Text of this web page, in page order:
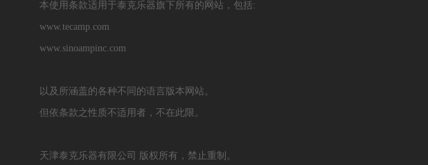
本使用条款适用于泰克乐器旗下所有的网站，包括:
www.tecamp.com
www.sinoampinc.com
以及所涵盖的各种不同的语言版本网站。
但依条款之性质不适用者，不在此限。
天津泰克乐器有限公司 版权所有，禁止重制。